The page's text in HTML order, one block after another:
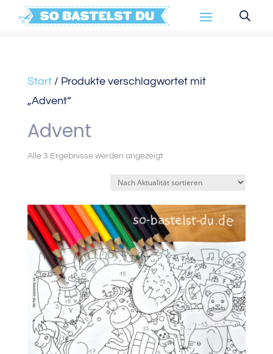
Start/ Produkte verschlagwortet mit
„Advent“
Advent
Alle 3 Ergebnisse werden angezeigtNach